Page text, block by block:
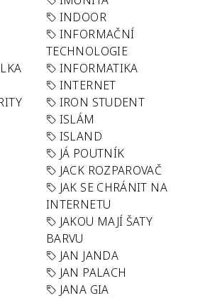
INDOOR
INFORMAČNÍ
TECHNOLOGIE
INFORMATIKA
INTERNET
IRON STUDENT
ISLÁM
ISLAND
JÁ POUTNÍK
JACK ROZPAROVAČ
JAK SE CHRÁNIT NA
INTERNETU
JAKOU MAJÍ ŠATY
BARVU
JAN JANDA
JAN PALACH
JANA GIA